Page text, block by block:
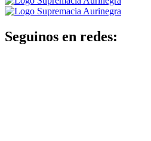
Seguinos en redes: